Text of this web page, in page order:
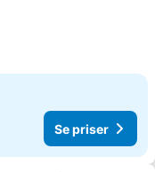
Se priser